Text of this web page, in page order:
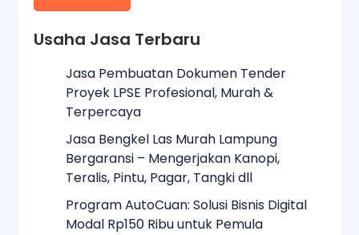
Usaha Jasa Terbaru
Jasa Pembuatan Dokumen Tender
Proyek LPSE Profesional, Murah &
Terpercaya
Jasa Bengkel Las Murah Lampung
Bergaransi – Mengerjakan Kanopi,
Teralis, Pintu, Pagar, Tangki dll
Program AutoCuan: Solusi Bisnis Digital
Modal Rp150 Ribu untuk Pemula